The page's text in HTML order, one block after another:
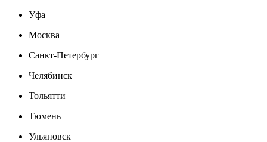
Уфа
Москва
Санкт-Петербург
Челябинск
Тольятти
Тюмень
Ульяновск